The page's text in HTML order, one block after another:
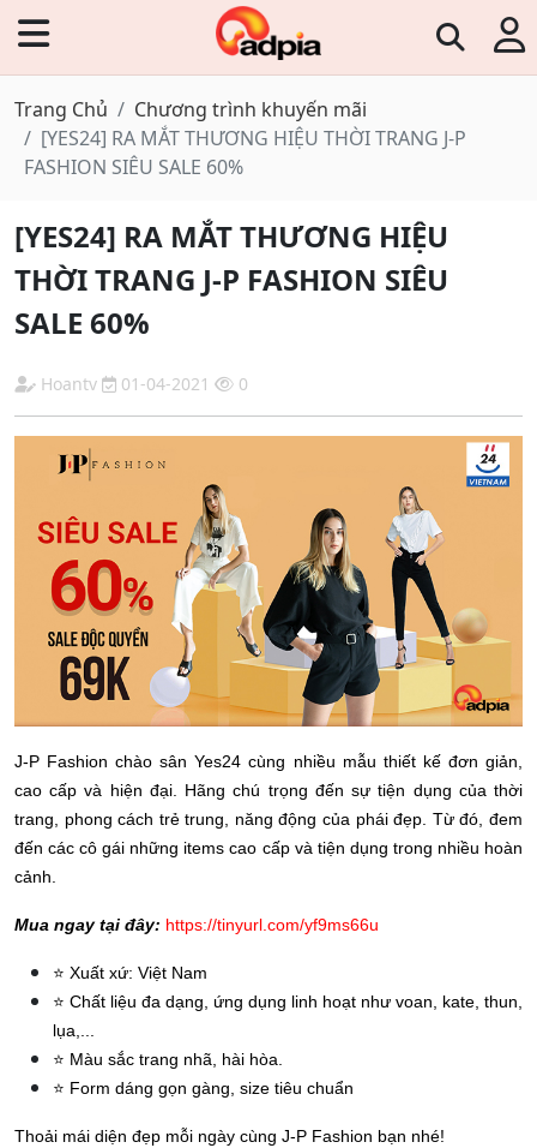
Trang Chủ
Chương trình khuyến mãi
[YES24] RA MẮT THƯƠNG HIỆU THỜI TRANG J-P
FASHION SIÊU SALE 60%
[YES24] RA MẮT THƯƠNG HIỆU
THỜI TRANG J-P FASHION SIÊU
SALE 60%
Hoantv 01-04-2021 0
J-P Fashion chào sân Yes24 cùng nhiều mẫu thiết kế đơn giản,
cao cấp và hiện đại. Hãng chú trọng đến sự tiện dụng của thời
trang, phong cách trẻ trung, năng động của phái đẹp. Từ đó, đem
đến các cô gái những items cao cấp và tiện dụng trong nhiều hoàn
cảnh.
Mua ngay tại đây: https://tinyurl.com/yf9ms66u
⭐ Xuất xứ: Việt Nam
⭐ Chất liệu đa dạng, ứng dụng linh hoạt như voan, kate, thun,
lụa,...
⭐ Màu sắc trang nhã, hài hòa.
⭐ Form dáng gọn gàng, size tiêu chuẩn
Thoải mái diện đẹp mỗi ngày cùng J-P Fashion bạn nhé!